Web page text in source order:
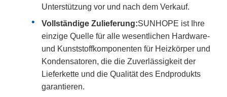
Unterstützung vor und nach dem Verkauf.
Vollständige Zulieferung:SUNHOPE ist Ihre
einzige Quelle für alle wesentlichen Hardware-
und Kunststoffkomponenten für Heizkörper und
Kondensatoren, die die Zuverlässigkeit der
Lieferkette und die Qualität des Endprodukts
garantieren.